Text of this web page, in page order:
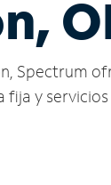
Spectrum
fija y